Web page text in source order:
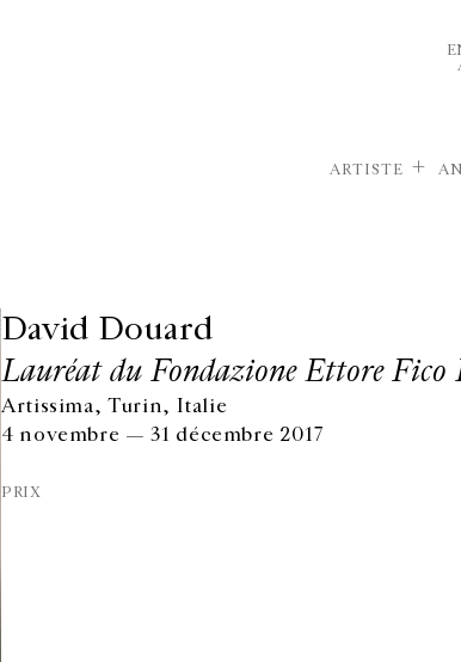
ARTISTE
David Douard
Lauréat du Fondazione Ettore Fico
Artissima, Turin, Italie
4 novembre — 31 décembre 2017
PRIX